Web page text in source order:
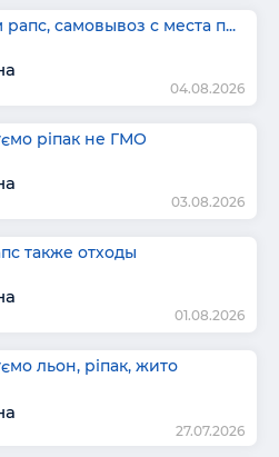
рапс, самовывоз с места п...
04.08.2026
ріпак не ГМО
03.08.2026
также отходы
01.08.2026
льон, ріпак, жито
27.07.2026